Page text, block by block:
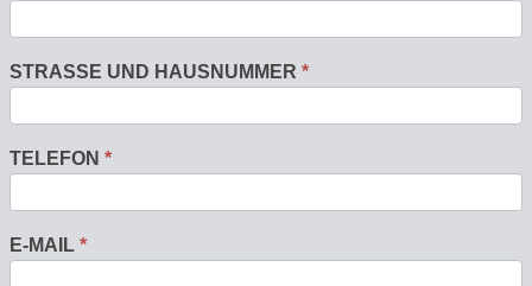
STRASSE UND HAUSNUMMER *
TELEFON *
E-MAIL *